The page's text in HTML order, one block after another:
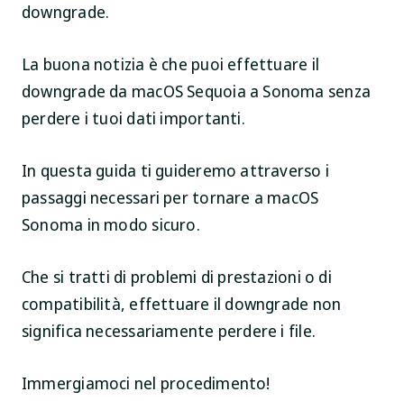
downgrade.
La buona notizia è che puoi effettuare il
downgrade da macOS Sequoia a Sonoma senza
perdere i tuoi dati importanti.
In questa guida ti guideremo attraverso i
passaggi necessari per tornare a macOS
Sonoma in modo sicuro.
Che si tratti di problemi di prestazioni o di
compatibilità, effettuare il downgrade non
significa necessariamente perdere i file.
Immergiamoci nel procedimento!